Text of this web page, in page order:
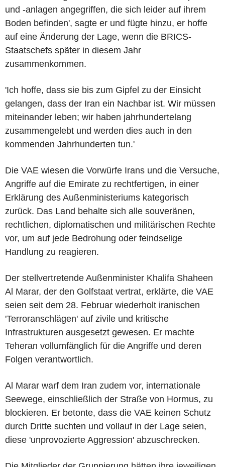
und -anlagen angegriffen, die sich leider auf ihrem
Boden befinden', sagte er und fügte hinzu, er hoffe
auf eine Änderung der Lage, wenn die BRICS-
Staatschefs später in diesem Jahr
zusammenkommen.
'Ich hoffe, dass sie bis zum Gipfel zu der Einsicht
gelangen, dass der Iran ein Nachbar ist. Wir müssen
miteinander leben; wir haben jahrhundertelang
zusammengelebt und werden dies auch in den
kommenden Jahrhunderten tun.'
Die VAE wiesen die Vorwürfe Irans und die Versuche,
Angriffe auf die Emirate zu rechtfertigen, in einer
Erklärung des Außenministeriums kategorisch
zurück. Das Land behalte sich alle souveränen,
rechtlichen, diplomatischen und militärischen Rechte
vor, um auf jede Bedrohung oder feindselige
Handlung zu reagieren.
Der stellvertretende Außenminister Khalifa Shaheen
Al Marar, der den Golfstaat vertrat, erklärte, die VAE
seien seit dem 28. Februar wiederholt iranischen
'Terroranschlägen' auf zivile und kritische
Infrastrukturen ausgesetzt gewesen. Er machte
Teheran vollumfänglich für die Angriffe und deren
Folgen verantwortlich.
Al Marar warf dem Iran zudem vor, internationale
Seewege, einschließlich der Straße von Hormus, zu
blockieren. Er betonte, dass die VAE keinen Schutz
durch Dritte suchten und vollauf in der Lage seien,
diese 'unprovozierte Aggression' abzuschrecken.